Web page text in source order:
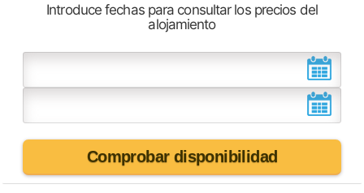
Introduce fechas para consultar los precios del
alojamiento
Comprobar disponibilidad